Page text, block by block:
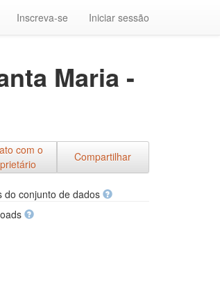
Inscreva-se Iniciar sessão
Maria -
com o
Compartilhar
do conjunto de dados